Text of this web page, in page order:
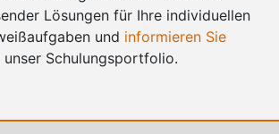
Lösungen für Ihre individuellen
und informieren Sie
unser Schulungsportfolio.